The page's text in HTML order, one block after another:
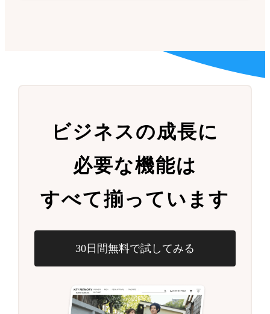
ビジネスの成長に
必要な機能は
すべて揃っています
30日間無料で試してみる